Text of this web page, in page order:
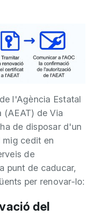
l'Agència Estatal
(AEAT) de Via
de disposar d'un
mig cedit en
de
punt de caducar,
per renovar-lo:
del